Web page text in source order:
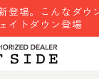
登場。こんなダウ
イトダウン登場